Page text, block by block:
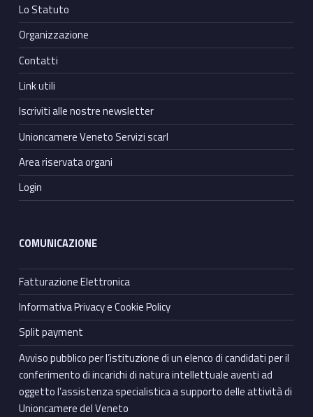
Lo Statuto
Organizzazione
Contatti
Link utili
Iscriviti alle nostre newsletter
Unioncamere Veneto Servizi scarl
Area riservata organi
Login
COMUNICAZIONE
Fatturazione Elettronica
Informativa Privacy e Cookie Policy
Split payment
Avviso pubblico per l’istituzione di un elenco di candidati per il
conferimento di incarichi di natura intellettuale aventi ad
oggetto l’assistenza specialistica a supporto delle attività di
Unioncamere del Veneto